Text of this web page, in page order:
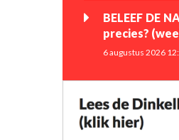
BELEEF DE
precies?
6 augustus 2026